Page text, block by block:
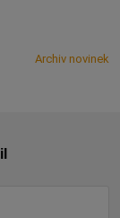
Archiv novinek